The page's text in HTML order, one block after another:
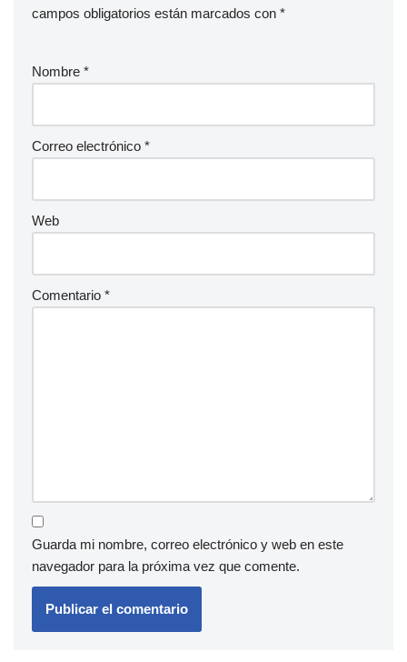
campos obligatorios están marcados con *
Nombre *
Correo electrónico *
Web
Comentario *
Guarda mi nombre, correo electrónico y web en este
navegador para la próxima vez que comente.